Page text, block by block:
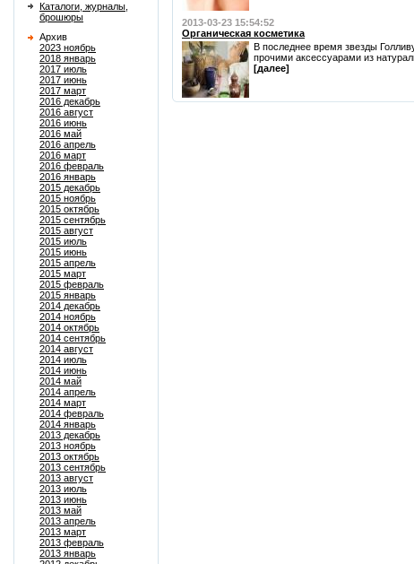
Каталоги, журналы,
брошюры
Архив
2023 ноябрь
2018 январь
2017 июль
2017 июнь
2017 март
2016 декабрь
2016 август
2016 июнь
2016 май
2016 апрель
2016 март
2016 февраль
2016 январь
2015 декабрь
2015 ноябрь
2015 октябрь
2015 сентябрь
2015 август
2015 июль
2015 июнь
2015 апрель
2015 март
2015 февраль
2015 январь
2014 декабрь
2014 ноябрь
2014 октябрь
2014 сентябрь
2014 август
2014 июль
2014 июнь
2014 май
2014 апрель
2014 март
2014 февраль
2014 январь
2013 декабрь
2013 ноябрь
2013 октябрь
2013 сентябрь
2013 август
2013 июль
2013 июнь
2013 май
2013 апрель
2013 март
2013 февраль
2013 январь
2013-03-23 15:54:52
Органическая косметика
В последнее время звезды
прочими аксессуарами из
[далее]